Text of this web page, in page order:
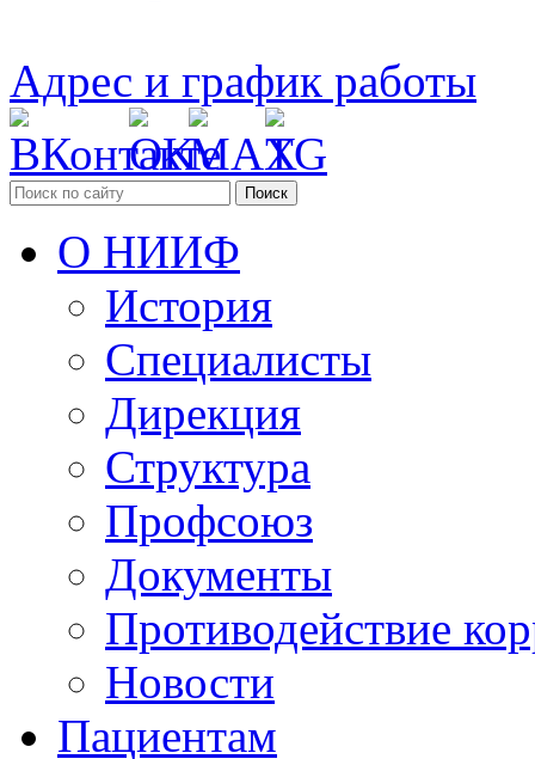
Адрес и график работы
Поиск
О НИИФ
История
Специалисты
Дирекция
Структура
Профсоюз
Документы
Противодействие
Новости
Пациентам